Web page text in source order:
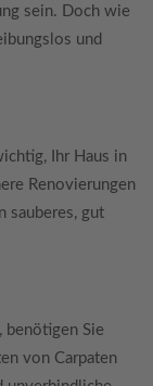
sein. Doch wie
und
Ihr Haus in
Renovierungen
sauberes, gut
benötigen Sie
von Carpaten